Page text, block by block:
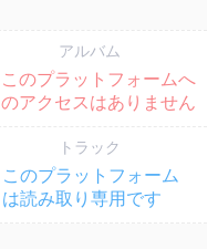
アルバム
このプラットフォームへ
のアクセスはありません
トラック
このプラットフォーム
は読み取り専用です